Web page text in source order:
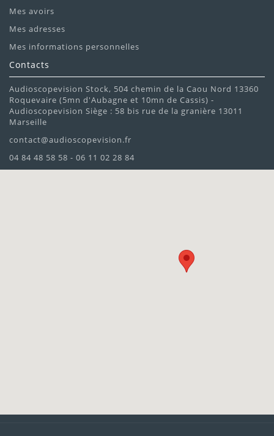
Mes avoirs
Mes adresses
Mes informations personnelles
Contacts
Audioscopevision Stock, 504 chemin de la Caou Nord 13360
Roquevaire (5mn d'Aubagne et 10mn de Cassis) -
Audioscopevision Siège : 58 bis rue de la granière 13011
Marseille
contact@audioscopevision.fr
04 84 48 58 58 - 06 11 02 28 84